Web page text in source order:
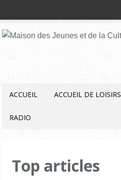
ACCUEIL ACCUEIL DE LOISIRS
RADIO
Top articles